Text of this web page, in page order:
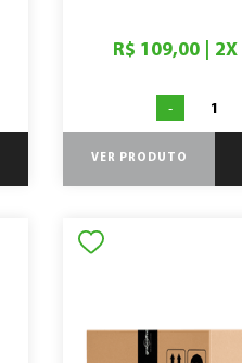
R$ 109,00| 2X
-
VER PRODUTO